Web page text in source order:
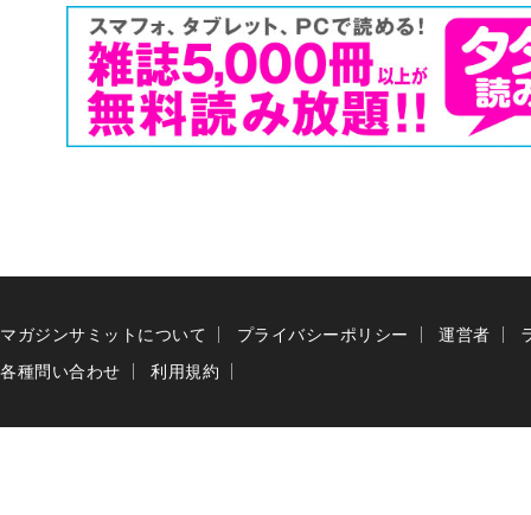
マガジンサミットについて プライバシーポリシー 運営者
各種問い合わせ
利用規約